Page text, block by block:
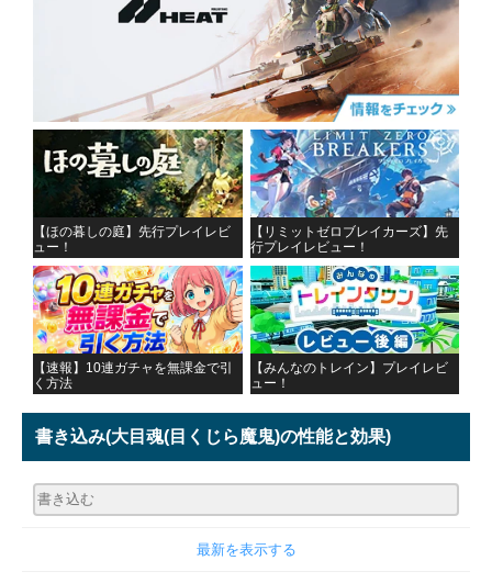
【ほの暮しの庭】先行プレイレビ
ュー！
【リミットゼロブレイカーズ】先
行プレイレビュー！
【速報】10連ガチャを無課金で引
く方法
【みんなのトレイン】プレイレビ
ュー！
書き込み(大目魂(目くじら魔鬼)の性能と効果)
最新を表示する